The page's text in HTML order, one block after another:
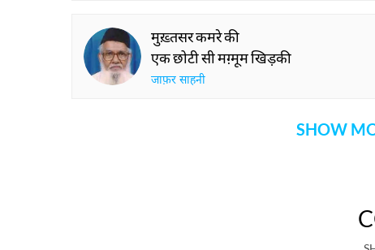
मुख़्तसर कमरे की
एक छोटी सी मग़्मूम खिड़की
जाफ़र साहनी
SHOW